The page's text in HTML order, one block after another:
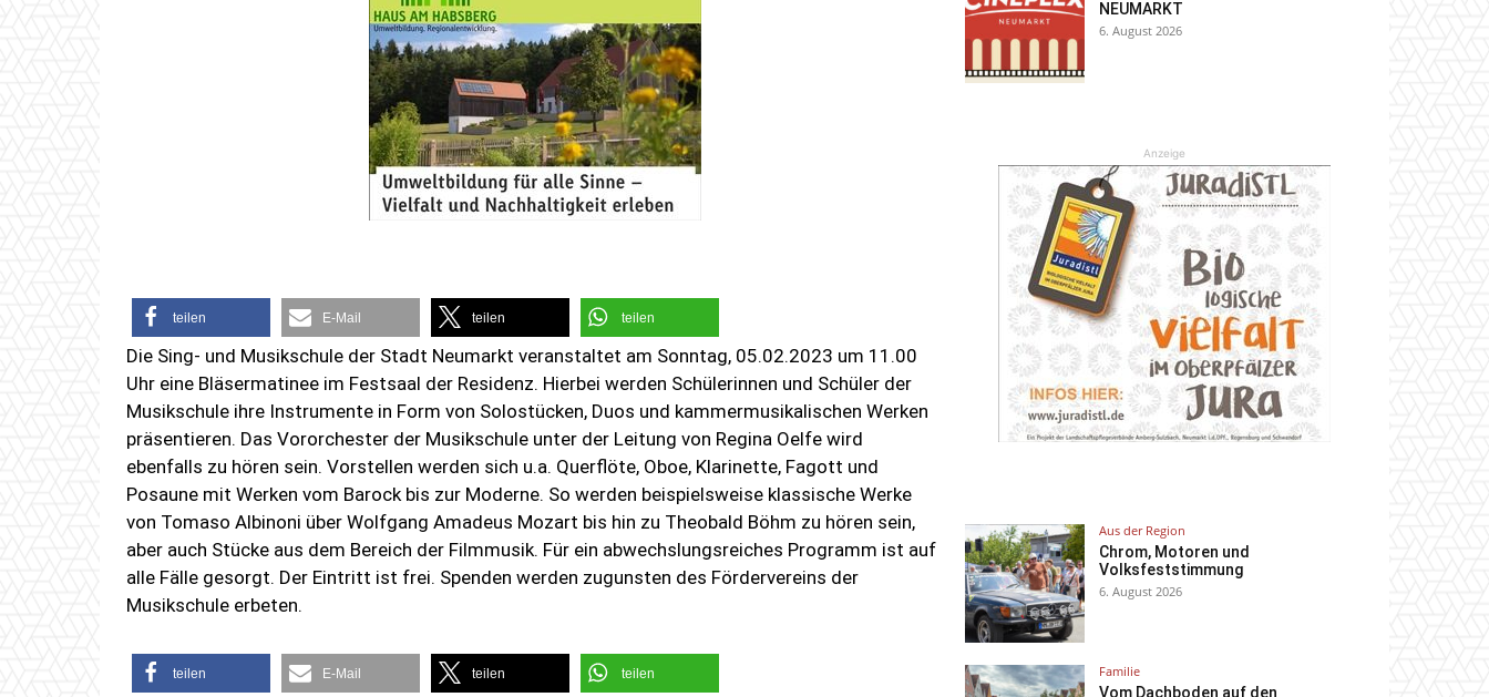
teilen E-Mail teilen teilen
Die Sing- und Musikschule der Stadt Neumarkt veranstaltet am Sonntag, 05.02.2023 um 11.00
Uhr eine Bläsermatinee im Festsaal der Residenz. Hierbei werden Schülerinnen und Schüler der
Musikschule ihre Instrumente in Form von Solostücken, Duos und kammermusikalischen Werken
präsentieren. Das Vororchester der Musikschule unter der Leitung von Regina Oelfe wird
ebenfalls zu hören sein. Vorstellen werden sich u.a. Querflöte, Oboe, Klarinette, Fagott und
Posaune mit Werken vom Barock bis zur Moderne. So werden beispielsweise klassische Werke
von Tomaso Albinoni über Wolfgang Amadeus Mozart bis hin zu Theobald Böhm zu hören sein,
aber auch Stücke aus dem Bereich der Filmmusik. Für ein abwechslungsreiches Programm ist auf
alle Fälle gesorgt. Der Eintritt ist frei. Spenden werden zugunsten des Fördervereins der
Musikschule erbeten.
teilen E-Mail teilen teilen
NEUMARKT
6. August 2026
Anzeige
Aus der Region
Chrom, Motoren und
Volksfeststimmung
6. August 2026
Familie
Vom Dachboden auf den